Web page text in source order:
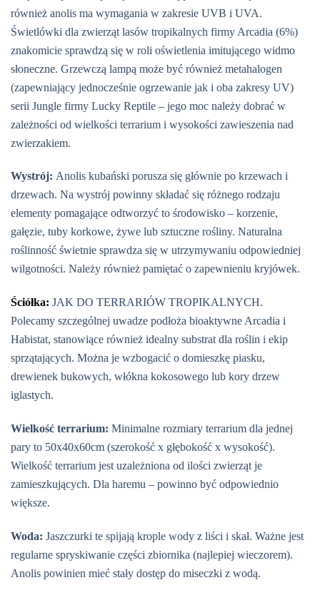
również anolis ma wymagania w zakresie UVB i UVA.
Świetlówki dla zwierząt lasów tropikalnych firmy Arcadia (6%)
znakomicie sprawdzą się w roli oświetlenia imitującego widmo
słoneczne. Grzewczą lampą może być również metahalogen
(zapewniający jednocześnie ogrzewanie jak i oba zakresy UV)
serii Jungle firmy Lucky Reptile – jego moc należy dobrać w
zależności od wielkości terrarium i wysokości zawieszenia nad
zwierzakiem.
Wystrój: Anolis kubański porusza się głównie po krzewach i
drzewach. Na wystrój powinny składać się różnego rodzaju
elementy pomagające odtworzyć to środowisko – korzenie,
gałęzie, tuby korkowe, żywe lub sztuczne rośliny. Naturalna
roślinność świetnie sprawdza się w utrzymywaniu odpowiedniej
wilgotności. Należy również pamiętać o zapewnieniu kryjówek.
Ściółka: JAK DO TERRARIÓW TROPIKALNYCH.
Polecamy szczególnej uwadze podłoża bioaktywne Arcadia i
Habistat, stanowiące również idealny substrat dla roślin i ekip
sprzątających. Można je wzbogacić o domieszkę piasku,
drewienek bukowych, włókna kokosowego lub kory drzew
iglastych.
Wielkość terrarium: Minimalne rozmiary terrarium dla jednej
pary to 50x40x60cm (szerokość x głębokość x wysokość).
Wielkość terrarium jest uzależniona od ilości zwierząt je
zamieszkujących. Dla haremu – powinno być odpowiednio
większe.
Woda: Jaszczurki te spijają krople wody z liści i skał. Ważne jest
regularne spryskiwanie części zbiornika (najlepiej wieczorem).
Anolis powinien mieć stały dostęp do miseczki z wodą.